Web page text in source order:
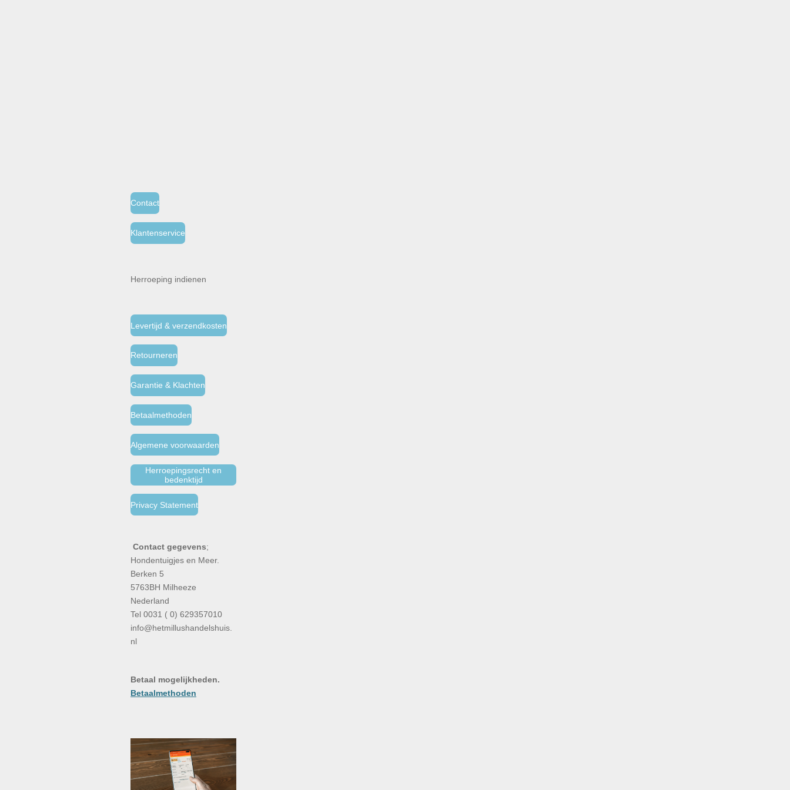
Contact
Klantenservice
Herroeping indienen
Levertijd & verzendkosten
Retourneren
Garantie & Klachten
Betaalmethoden
Algemene voorwaarden
Herroepingsrecht en
bedenktijd
Privacy Statement
Contact gegevens;
Hondentuigjes en Meer.
Berken 5
5763BH Milheeze
Nederland
Tel 0031 ( 0) 629357010
info@hetmillushandelshuis.
nl
Betaal mogelijkheden.
Betaalmethoden